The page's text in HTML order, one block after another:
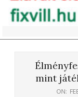
mint
ON: